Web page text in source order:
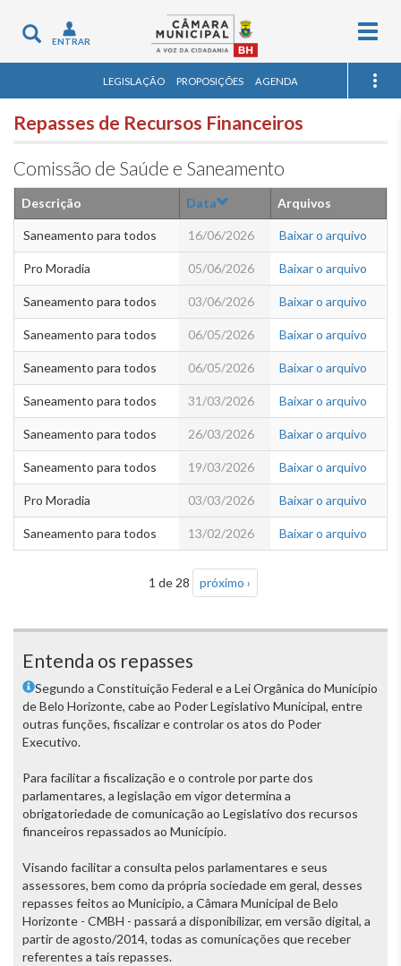
Toggle
navigation
ENTRAR
LEGISLAÇÃO PROPOSIÇÕES AGENDA
Repasses de Recursos Financeiros
Comissão de Saúde e Saneamento
Descrição Data Arquivos
Saneamento para todos 16/06/2026 Baixar o arquivo
Pro Moradia 05/06/2026 Baixar o arquivo
Saneamento para todos 03/06/2026 Baixar o arquivo
Saneamento para todos 06/05/2026 Baixar o arquivo
Saneamento para todos 06/05/2026 Baixar o arquivo
Saneamento para todos 31/03/2026 Baixar o arquivo
Saneamento para todos 26/03/2026 Baixar o arquivo
Saneamento para todos 19/03/2026 Baixar o arquivo
Pro Moradia 03/03/2026 Baixar o arquivo
Saneamento para todos 13/02/2026 Baixar o arquivo
1 de 28 próximo ›
Entenda os repasses
Segundo a Constituição Federal e a Lei Orgânica do Município
de Belo Horizonte, cabe ao Poder Legislativo Municipal, entre
outras funções, fiscalizar e controlar os atos do Poder
Executivo.
Para facilitar a fiscalização e o controle por parte dos
parlamentares, a legislação em vigor determina a
obrigatoriedade de comunicação ao Legislativo dos recursos
financeiros repassados ao Município.
Visando facilitar a consulta pelos parlamentares e seus
assessores, bem como da própria sociedade em geral, desses
repasses feitos ao Município, a Câmara Municipal de Belo
Horizonte - CMBH - passará a disponibilizar, em versão digital, a
partir de agosto/2014, todas as comunicações que receber
referentes a tais repasses.